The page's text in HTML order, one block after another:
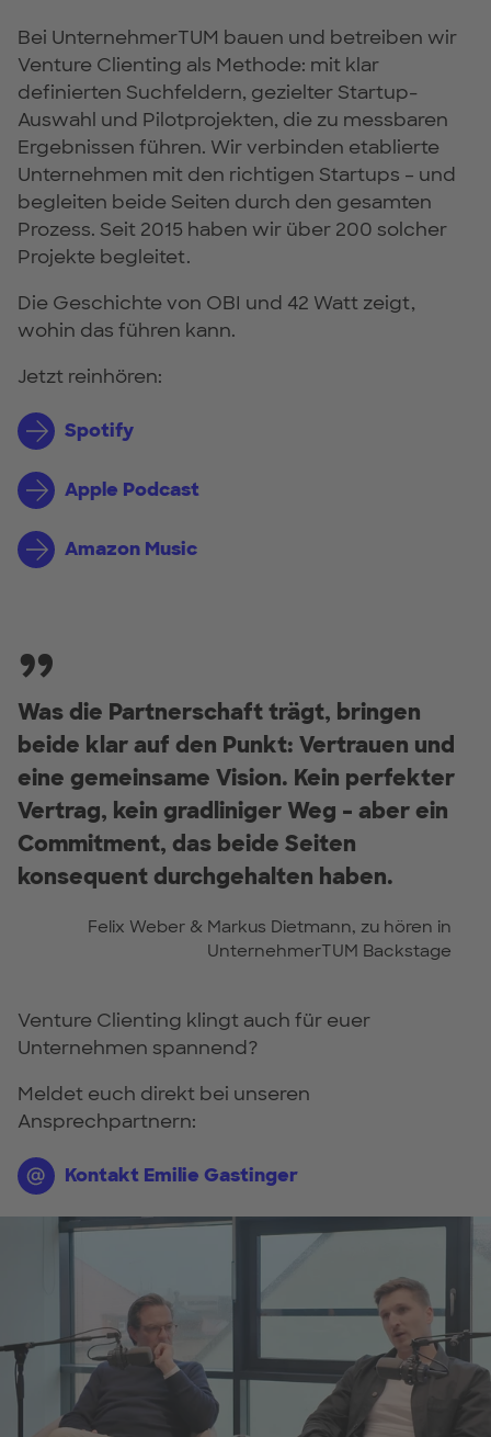
Bei UnternehmerTUM bauen und betreiben wir
Venture Clienting als Methode: mit klar
definierten Suchfeldern, gezielter Startup-
Auswahl und Pilotprojekten, die zu messbaren
Ergebnissen führen. Wir verbinden etablierte
Unternehmen mit den richtigen Startups – und
begleiten beide Seiten durch den gesamten
Prozess. Seit 2015 haben wir über 200 solcher
Projekte begleitet.
Die Geschichte von OBI und 42 Watt zeigt,
wohin das führen kann.
Jetzt reinhören:
Spotify
Apple Podcast
Amazon Music
Was die Partnerschaft trägt, bringen
beide klar auf den Punkt: Vertrauen und
eine gemeinsame Vision. Kein perfekter
Vertrag, kein gradliniger Weg – aber ein
Commitment, das beide Seiten
konsequent durchgehalten haben.
Felix Weber & Markus Dietmann, zu hören in
UnternehmerTUM Backstage
Venture Clienting klingt auch für euer
Unternehmen spannend?
Meldet euch direkt bei unseren
Ansprechpartnern:
Kontakt Emilie Gastinger